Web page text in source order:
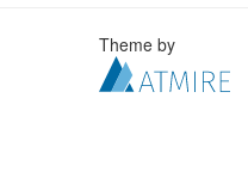
Theme by